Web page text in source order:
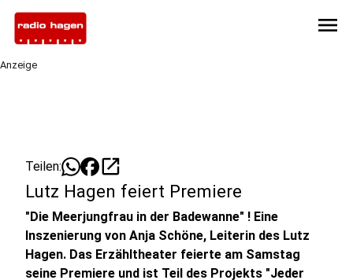
menu
Anzeige
Teilen: open_in_new
Lutz Hagen feiert Premiere
"Die Meerjungfrau in der Badewanne" ! Eine
Inszenierung von Anja Schöne, Leiterin des Lutz
Hagen. Das Erzähltheater feierte am Samstag
seine Premiere und ist Teil des Projekts "Jeder